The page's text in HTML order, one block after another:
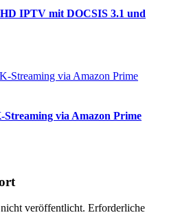
IPTV mit DOCSIS 3.1 und
via Amazon Prime
veröffentlicht. Erforderliche